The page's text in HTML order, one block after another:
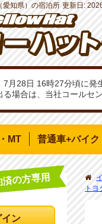
愛知県）の宿泊所 更新日:
7月28日 16時27分頃に
る場合は、当社コールセ
MT 普通車+バイク
トヨ
の方専用
ン